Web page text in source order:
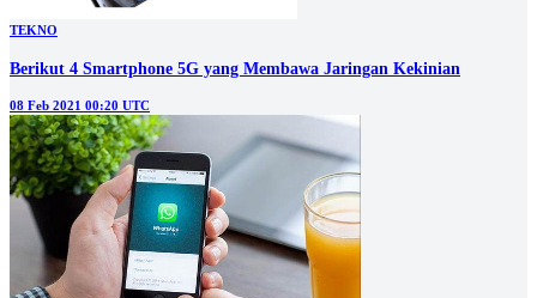
TEKNO
Berikut 4 Smartphone 5G yang Membawa Jaringan Kekinian
08 Feb 2021 00:20 UTC